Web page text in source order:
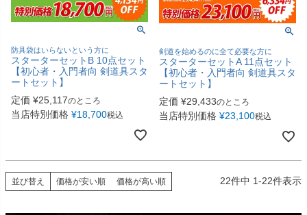
防具袋はいらないという方に
スターターセットB 10点セット
【初心者・入門者向 剣道具スタ
ートセット】
定価 ¥25,117のところ
当店特別価格 ¥18,700税込
剣道を始めるのに全て必要な方に
スターターセットA 11点セット
【初心者・入門者向 剣道具スタ
ートセット】
定価 ¥29,433のところ
当店特別価格 ¥23,100税込
並び替え 価格が安い順 価格が高い順 22件中 1-22件表示